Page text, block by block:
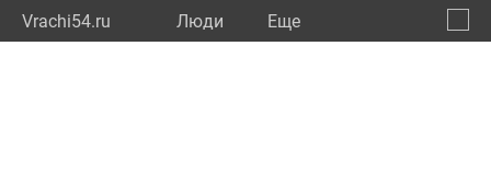
Vrachi54.ru Люди Eще